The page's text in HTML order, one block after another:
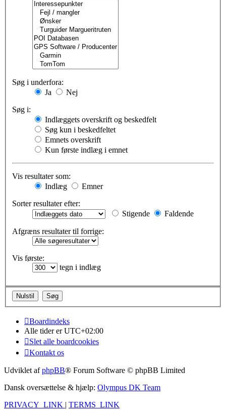
Søg i underfora:
Ja
Nej
Søg i:
Indlæggets overskrift og beskedfelt
Søg kun i beskedfeltet
Emnets overskrift
Kun første indlæg i emnet
Vis resultater som:
Indlæg
Emner
Sorter resultater efter:
Stigende
Faldende
Afgræns resultater til forrige:
Vis første:
tegn i indlæg
Boardindeks
Alle tider erUTC+02:00
Slet alle boardcookies
Kontakt os
Udviklet afphpBB® Forum Software © phpBB Limited
Dansk oversættelse & hjælp: Olympus DK Team
PRIVACY_LINK | TERMS_LINK